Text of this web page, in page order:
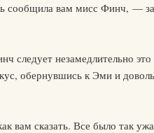
сообщила вам мисс Финч, —
следует незамедлительно
обернувшись к Эми и
вам сказать. Все было так